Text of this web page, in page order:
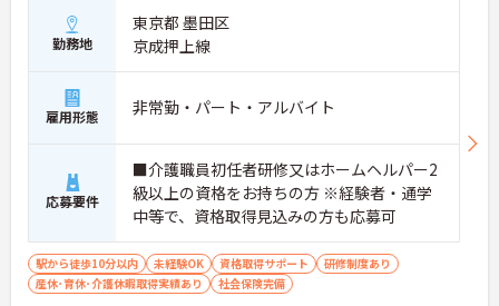
勤務地
東京都 墨田区
京成押上線
雇用形態 非常勤・パート・アルバイト
応募要件
■介護職員初任者研修又はホームヘルパー2
級以上の資格をお持ちの方 ※経験者・通学
中等で、資格取得見込みの方も応募可
駅から徒歩10分以内 未経験OK 資格取得サポート
研修制度あり
産休･育休･介護休暇取得実績あり
社会保険完備